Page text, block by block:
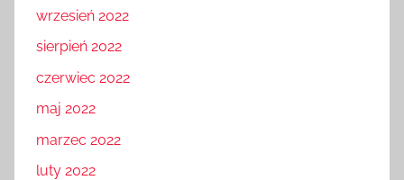
wrzesień 2022
sierpień 2022
czerwiec 2022
maj 2022
marzec 2022
luty 2022